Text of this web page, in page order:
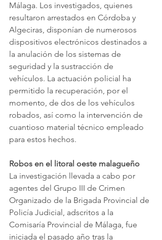
Málaga. Los investigados, quienes
resultaron arrestados en Córdoba y
Algeciras, disponían de numerosos
dispositivos electrónicos destinados a
la anulación de los sistemas de
seguridad y la sustracción de
vehículos. La actuación policial ha
permitido la recuperación, por el
momento, de dos de los vehículos
robados, así como la intervención de
cuantioso material técnico empleado
para estos hechos.
Robos en el litoral oeste malagueño
La investigación llevada a cabo por
agentes del Grupo III de Crimen
Organizado de la Brigada Provincial de
Policía Judicial, adscritos a la
Comisaría Provincial de Málaga, fue
iniciada el pasado año tras la